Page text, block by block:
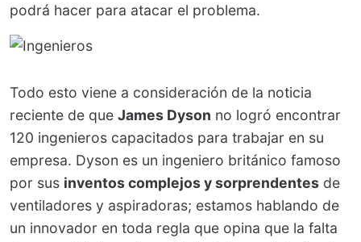
podrá hacer para atacar el problema.
Todo esto viene a consideración de la noticia
reciente de que James Dyson no logró encontrar
120 ingenieros capacitados para trabajar en su
empresa. Dyson es un ingeniero británico famoso
por sus inventos complejos y sorprendentes de
ventiladores y aspiradoras; estamos hablando de
un innovador en toda regla que opina que la falta